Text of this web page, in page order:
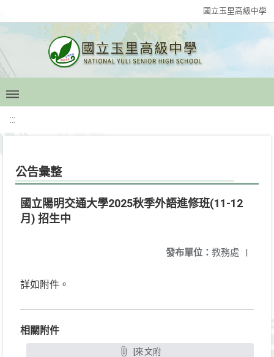
國立玉里高級中學
:::
公告彙整
國立陽明交通大學2025秋季外語進修班(11-12
月) 招生中
發布單位： 教務處 |
詳如附件。
相關附件